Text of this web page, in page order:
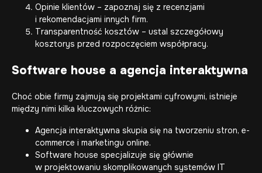
Opinie klientów – zapoznaj się z recenzjami
i rekomendacjami innych firm.
Transparentność kosztów – ustal szczegółowy
kosztorys przed rozpoczęciem współpracy.
Software house a agencja interaktywna
Choć obie firmy zajmują się projektami cyfrowymi, istnieje
między nimi kilka kluczowych różnic:
Agencja interaktywna skupia się na tworzeniu stron, e-
commerce i marketingu online.
Software house specjalizuje się głównie
w projektowaniu skomplikowanych systemów IT